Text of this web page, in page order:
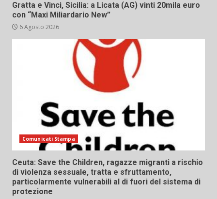
Gratta e Vinci, Sicilia: a Licata (AG) vinti 20mila euro
con “Maxi Miliardario New”
6 Agosto 2026
Comunicati Stampa
Ceuta: Save the Children, ragazze migranti a rischio
di violenza sessuale, tratta e sfruttamento,
particolarmente vulnerabili al di fuori del sistema di
protezione